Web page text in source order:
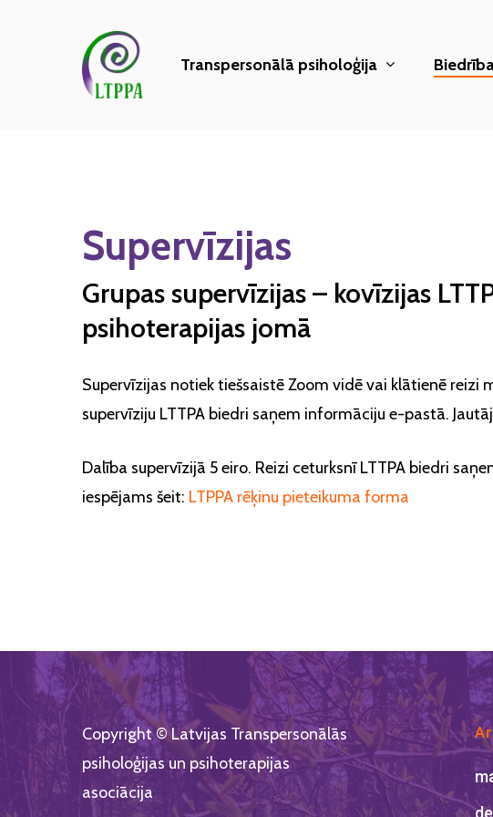
Transpersonālā psiholoģija
Supervīzijas
Grupas supervīzijas – kovīzijas
psihoterapijas jomā
Supervīzijas notiek tiešsaistē Zoom vidē vai klātienē reizi
supervīziju LTTPA biedri saņem informāciju e-pastā.
Dalība supervīzijā 5 eiro. Reizi ceturksnī LTTPA biedri
iespējams šeit: LTPPA rēķinu pieteikuma forma
Copyright © Latvijas Transpersonālās
psiholoģijas un psihoterapijas
asociācija